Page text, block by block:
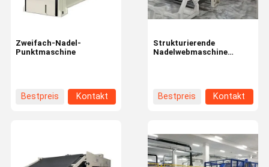
Strukturierende
Nadelwebmaschine
Bestpreis Kontakt
Zweifach-Nadel-
Punktmaschine
Bestpreis Kontakt